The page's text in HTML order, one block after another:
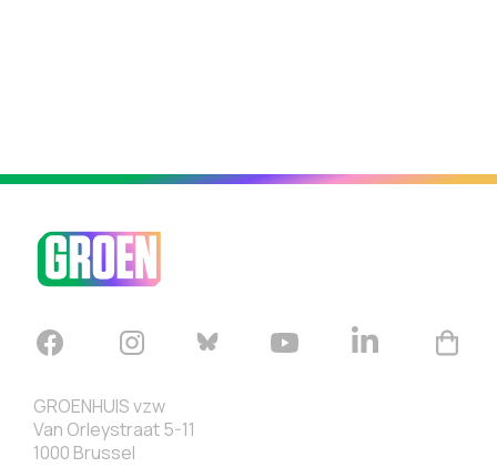
GROENHUIS vzw
Van Orleystraat 5-11
1000 Brussel